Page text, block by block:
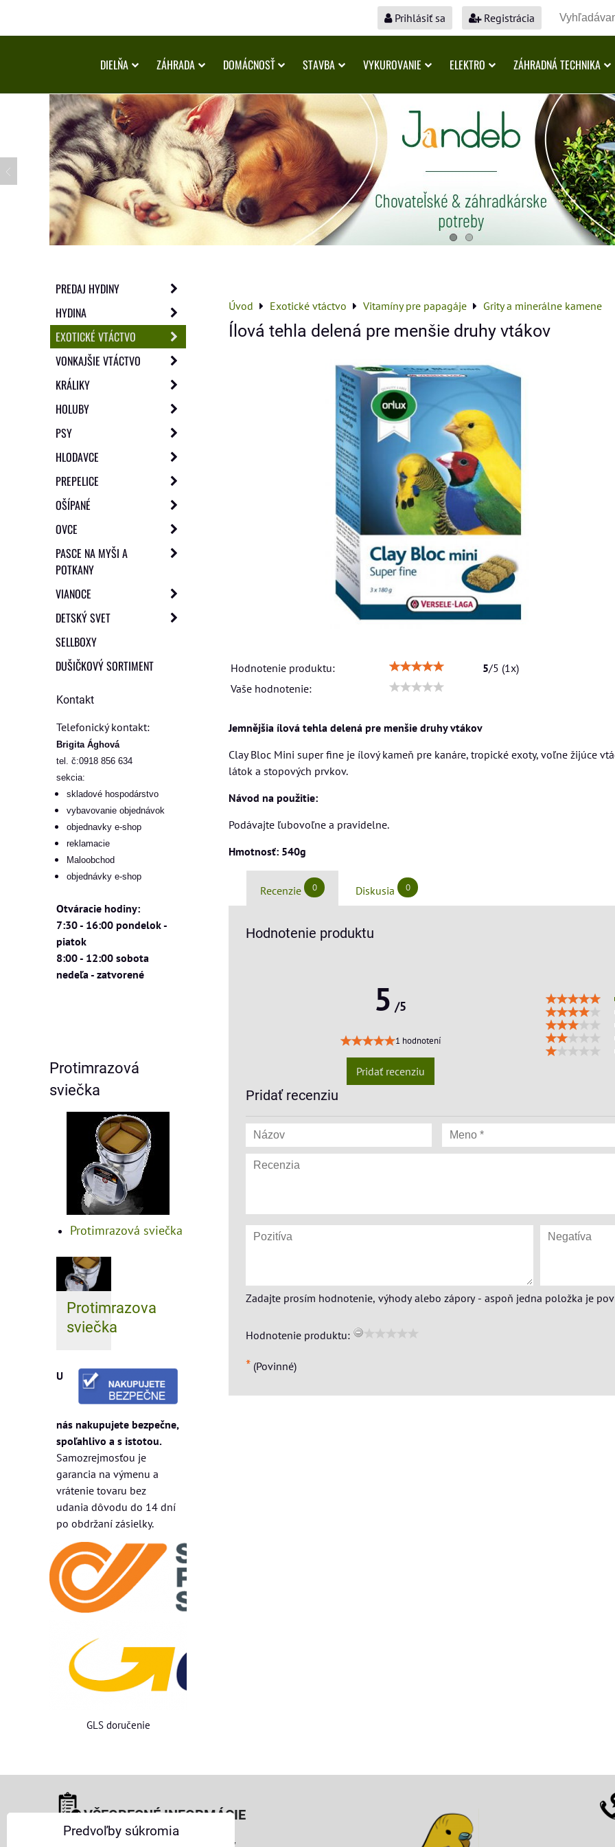
Prihlásiť sa Registrácia
DIELŇA ZÁHRADA DOMÁCNOSŤ STAVBA VYKUROVANIE ELEKTRO ZÁHRADNÁ TECHNIKA
Úvod Exotické vtáctvo Vitamíny pre papagáje Grity a minerálne kamene
Ílová tehla delená pre menšie druhy vtákov
Hodnotenie produktu: 5/5 (1x)
Vaše hodnotenie:
Jemnějšia ílová tehla delená pre menšie druhy vtákov
Clay Bloc Mini super fine je ílový kameň pre kanáre, tropické exoty, voľne žijúce
látok a stopových prvkov.
Návod na použitie:
Podávajte ľubovoľne a pravidelne.
Hmotnosť: 540g
Recenzie 0 Diskusia 0
Hodnotenie produktu
5 /5
1 hodnotení
Pridať recenziu
Pridať recenziu
Zadajte prosím hodnotenie, výhody alebo zápory - aspoň jedna položka je
Hodnotenie produktu:
* (Povinné)
PREDAJ HYDINY
HYDINA
EXOTICKÉ VTÁCTVO
VONKAJŠIE VTÁCTVO
KRÁLIKY
HOLUBY
PSY
HLODAVCE
PREPELICE
OŠÍPANÉ
OVCE
PASCE NA MYŠI A
POTKANY
VIANOCE
DETSKÝ SVET
SELLBOXY
DUŠIČKOVÝ SORTIMENT
Kontakt
Telefonický kontakt:
Brigita Ághová
tel. č:0918 856 634
sekcia:
skladové hospodárstvo
vybavovanie objednávok
objednavky e-shop
reklamacie
Maloobchod
objednávky e-shop
Otváracie hodiny:
7:30 - 16:00 pondelok -
piatok
8:00 - 12:00 sobota
nedeľa - zatvorené
Protimrazová
sviečka
Protimrazová sviečka
Protimrazova
sviečka
U
nás nakupujete bezpečne,
spoľahlivo a s istotou.
Samozrejmosťou je
garancia na výmenu a
vrátenie tovaru bez
udania dôvodu do 14 dní
po obdržaní zásielky.
GLS doručenie
VŠEOBECNÉ INFORMÁCIE
Obchodné podmienky pre osoby
Predvoľby súkromia